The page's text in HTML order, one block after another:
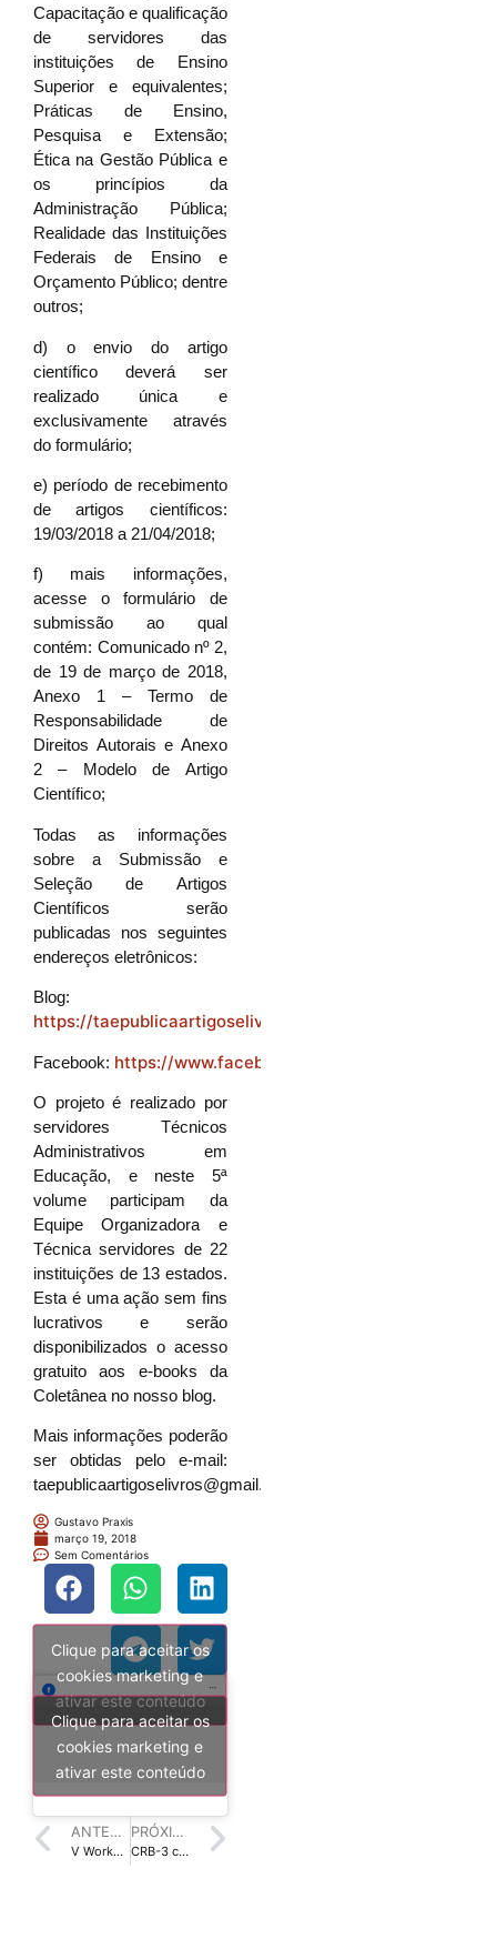
Capacitação e qualificação
de servidores das
instituições de Ensino
Superior e equivalentes;
Práticas de Ensino,
Pesquisa e Extensão;
Ética na Gestão Pública e
os princípios da
Administração Pública;
Realidade das Instituições
Federais de Ensino e
Orçamento Público; dentre
outros;
d) o envio do artigo
científico deverá ser
realizado única e
exclusivamente através
do formulário;
e) período de recebimento
de artigos científicos:
19/03/2018 a 21/04/2018;
f) mais informações,
acesse o formulário de
submissão ao qual
contém: Comunicado nº 2,
de 19 de março de 2018,
Anexo 1 – Termo de
Responsabilidade de
Direitos Autorais e Anexo
2 – Modelo de Artigo
Científico;
Todas as informações
sobre a Submissão e
Seleção de Artigos
Científicos serão
publicadas nos seguintes
endereços eletrônicos:
Blog:
https://taepublicaartigoselivros.wordpress.com/
Facebook: https://www.facebook.com/groups/
O projeto é realizado por
servidores Técnicos
Administrativos em
Educação, e neste 5ª
volume participam da
Equipe Organizadora e
Técnica servidores de 22
instituições de 13 estados.
Esta é uma ação sem fins
lucrativos e serão
disponibilizados o acesso
gratuito aos e-books da
Coletânea no nosso blog.
Mais informações poderão
ser obtidas pelo e-mail:
taepublicaartigoselivros@gmail.com.
Gustavo Praxis
março 19, 2018
Sem Comentários
Clique para aceitar os
cookies marketing e
ativar este conteúdo
Clique para aceitar os
cookies marketing e
ativar este conteúdo
ANTERIOR
V Workshop Interinstitucional: Desenho e Aplicações de Ontologias será em Belo Horizonte
PRÓXIMO
CRB-3 convida para Sessão Solene em homenagem ao Dia do Bibliotecário, em Fortaleza